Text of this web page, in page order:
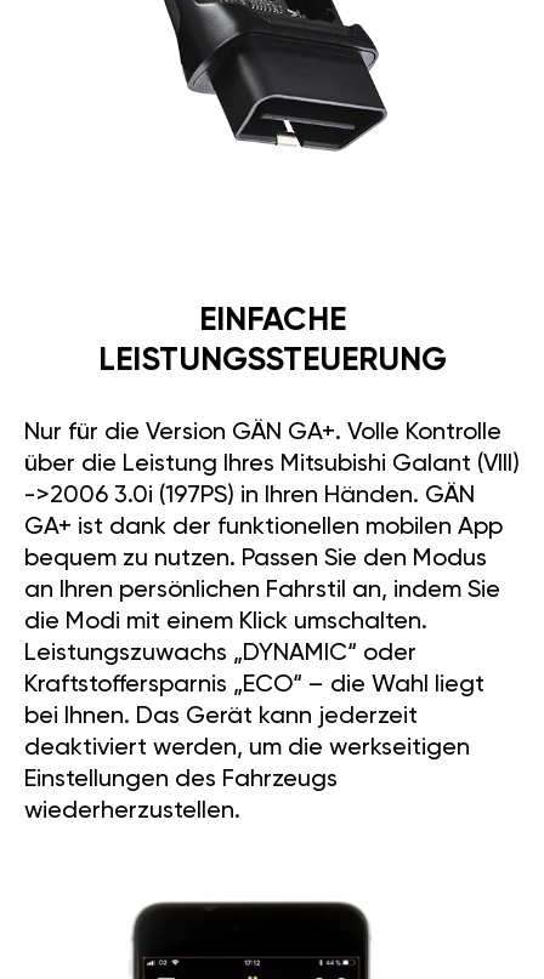
EINFACHE
LEISTUNGSSTEUERUNG
Nur für die Version GÄN GA+. Volle Kontrolle
über die Leistung Ihres Mitsubishi Galant (VIII)
->2006 3.0i (197PS) in Ihren Händen. GÄN
GA+ ist dank der funktionellen mobilen App
bequem zu nutzen. Passen Sie den Modus
an Ihren persönlichen Fahrstil an, indem Sie
die Modi mit einem Klick umschalten.
Leistungszuwachs „DYNAMIC“ oder
Kraftstoffersparnis „ECO“ – die Wahl liegt
bei Ihnen. Das Gerät kann jederzeit
deaktiviert werden, um die werkseitigen
Einstellungen des Fahrzeugs
wiederherzustellen.